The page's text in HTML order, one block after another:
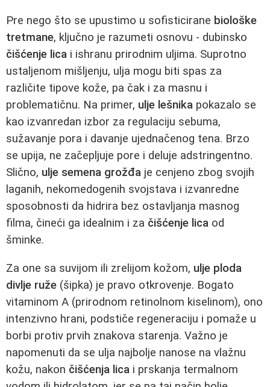
Pre nego što se upustimo u sofisticirane biološke
tretmane, ključno je razumeti osnovu - dubinsko
čišćenje lica i ishranu prirodnim uljima. Suprotno
ustaljenom mišljenju, ulja mogu biti spas za
različite tipove kože, pa čak i za masnu i
problematičnu. Na primer, ulje lešnika pokazalo se
kao izvanredan izbor za regulaciju sebuma,
sužavanje pora i davanje ujednačenog tena. Brzo
se upija, ne začepljuje pore i deluje adstringentno.
Slično, ulje semena grožđa je cenjeno zbog svojih
laganih, nekomedogenih svojstava i izvanredne
sposobnosti da hidrira bez ostavljanja masnog
filma, čineći ga idealnim i za čišćenje lica od
šminke.
Za one sa suvijom ili zrelijom kožom, ulje ploda
divlje ruže (šipka) je pravo otkrovenje. Bogato
vitaminom A (prirodnom retinolnom kiselinom), ono
intenzivno hrani, podstiče regeneraciju i pomaže u
borbi protiv prvih znakova starenja. Važno je
napomenuti da se ulja najbolje nanose na vlažnu
kožu, nakon čišćenja lica i prskanja termalnom